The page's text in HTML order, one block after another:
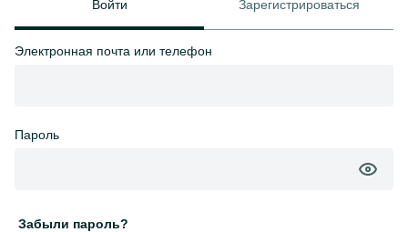
Войти Зарегистрироваться
Электронная почта или телефон
Пароль
Забыли пароль?